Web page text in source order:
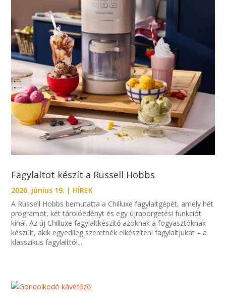
Fagylaltot készít a Russell Hobbs
2026. június 19. | HÍREK
A Russell Hobbs bemutatta a Chilluxe fagylaltgépét, amely hét
programot, két tárolóedényt és egy újrapörgetési funkciót
kínál. Az új Chilluxe fagylaltkészítő azoknak a fogyasztóknak
készült, akik egyedileg szeretnék elkészíteni fagylaltjukat – a
klasszikus fagylalttól...